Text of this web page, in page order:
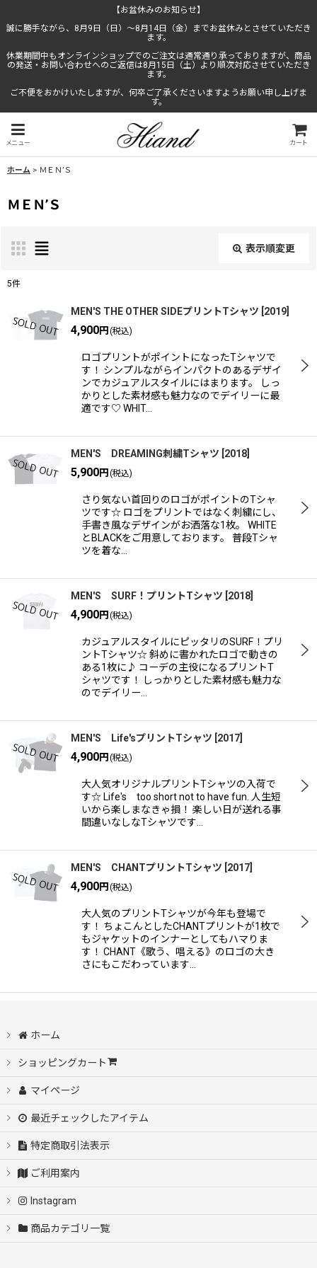
【お盆休みのお知らせ】
誠に勝手ながら、8月9日（日）〜8月14日（金）までお盆休みとさせていただき
ます。
休業期間中もオンラインショップでのご注文は通常通り承っておりますが、商品
の発送・お問い合わせへのご返信は8月15日（土）より順次対応させていただき
ます。
ご不便をおかけいたしますが、何卒ご了承くださいますようお願い申し上げま
す。
メニュー カート
ホーム > ＭＥＮ’Ｓ
ＭＥＮ’Ｓ
表示順変更
絞り込む
5件
MEN'S THE OTHER SIDEプリントTシャツ 2019
4,900円 (税込)
ロゴプリントがポイントになったTシャツで
す！ シンプルながらインパクトのあるデザイ
ンでカジュアルスタイルにはまります。 しっ
かりとした素材感も魅力なのでデイリーに最
適です♡ WHIT…
MEN'S DREAMING刺繍Tシャツ 2018
5,900円 (税込)
さり気ない首回りのロゴがポイントのTシャ
ツです☆ ロゴをプリントではなく刺繍にし、
手書き風なデザインがお洒落な1枚。 WHITE
とBLACKをご用意しております。 普段Tシャ
ツを着な…
MEN'S SURF！プリントTシャツ 2018
4,900円 (税込)
カジュアルスタイルにピッタリのSURF！プリ
ントTシャツ☆ 斜めに書かれたロゴで動きの
ある1枚に♪ コーデの主役になるプリントT
シャツです！ しっかりとした素材感も魅力な
のでデイリー…
MEN'S Life'sプリントTシャツ 2017
4,900円 (税込)
大人気オリジナルプリントTシャツの入荷で
す☆ Life's too short not to have fun. 人生短
いから楽しまなきゃ損！ 楽しい日が送れる事
間違いなしなTシャツです…
MEN'S CHANTプリントTシャツ 2017
4,900円 (税込)
大人気のプリントTシャツが今年も登場で
す！ ちょこんとしたCHANTプリントが1枚で
もジャケットのインナーとしてもハマりま
す！ CHANT《歌う、唱える》のロゴの大き
さにもこだわっています…
ホーム
ショッピングカート
マイページ
最近チェックしたアイテム
特定商取引法表示
ご利用案内
Instagram
商品カテゴリ一覧